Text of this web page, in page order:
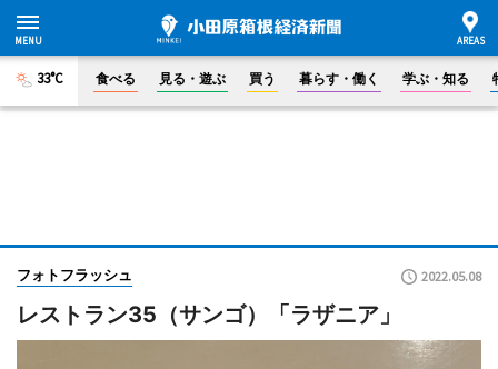
33°C 食べる 見る・遊ぶ 買う 暮らす・働く 学ぶ・知る
フォトフラッシュ 2022.05.08
レストラン35（サンゴ）「ラザニア」